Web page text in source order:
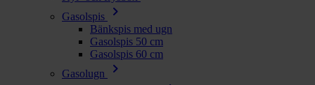
Gasolspis chevron_right
Bänkspis med ugn
Gasolspis 50 cm
Gasolspis 60 cm
Gasolugn
chevron_right